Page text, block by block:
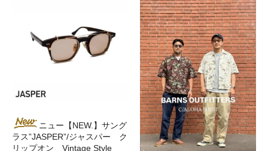
ニュー【NEW.】サング
ラス”JASPER”/ジャスパー ク
リップオン Vintage Style